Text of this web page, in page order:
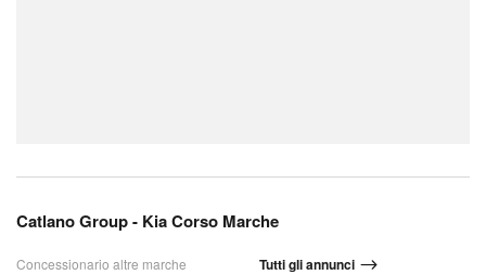
Catlano Group - Kia Corso Marche
Concessionario altre marche
Tutti gli annunci